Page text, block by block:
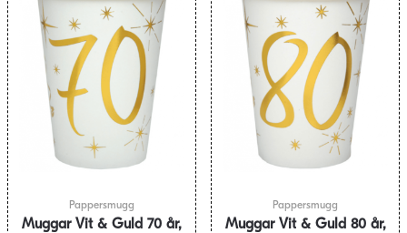
Pappersmugg
Muggar Vit & Guld 70 år,
Pappersmugg
Muggar Vit & Guld 80 år,